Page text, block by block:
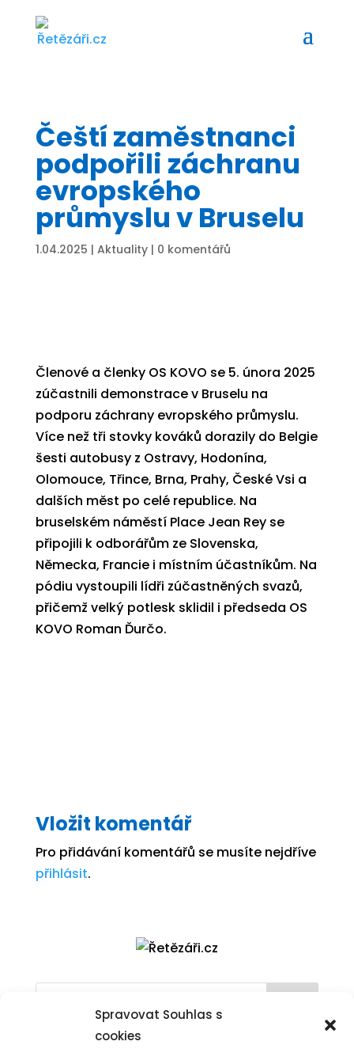
Spravovat Souhlas s
cookies
Čeští zaměstnanci
podpořili záchranu
evropského
průmyslu v Bruselu
1.04.2025 | Aktuality| 0 komentářů
Členové a členky OS KOVO se 5. února 2025
zúčastnili demonstrace v Bruselu na
podporu záchrany evropského průmyslu.
Více než tři stovky kováků dorazily do Belgie
šesti autobusy z Ostravy, Hodonína,
Olomouce, Třince, Brna, Prahy, České Vsi a
dalších měst po celé republice. Na
bruselském náměstí Place Jean Rey se
připojili k odborářům ze Slovenska,
Německa, Francie i místním účastníkům. Na
pódiu vystoupili lídři zúčastněných svazů,
přičemž velký potlesk sklidil i předseda OS
KOVO Roman Ďurčo.
Vložit komentář
Pro přidávání komentářů se musíte nejdříve
přihlásit.